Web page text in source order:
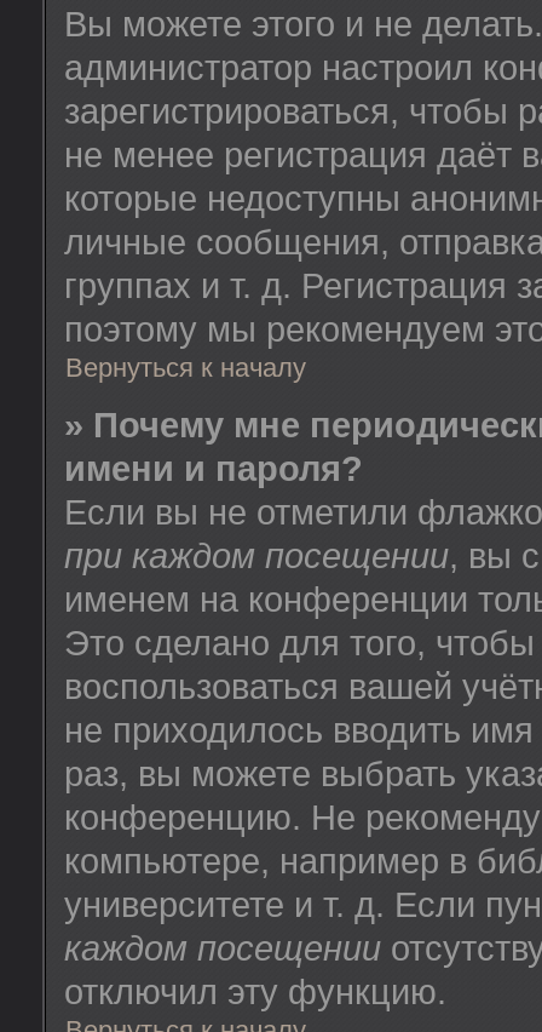
Вы можете этого и не
администратор настроил
зарегистрироваться,
не менее регистрация даёт
которые недоступны
личные сообщения,
группах и т. д. Регистрация
поэтому мы рекомендуем
Вернуться к началу
» Почему мне
имени и пароля?
Если вы не отметили
при каждом посещении, вы
именем на конференции
Это сделано для того,
воспользоваться вашей
не приходилось вводить
раз, вы можете выбрать
конференцию. Не
компьютере, например в
университете и т. д. Если
каждом посещении
отключил эту функцию.